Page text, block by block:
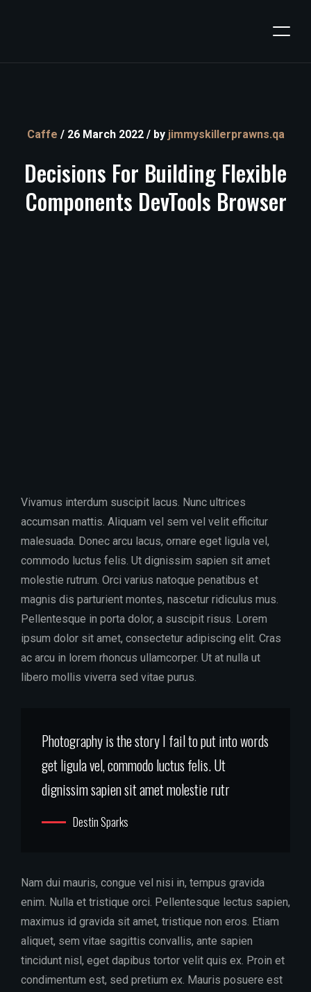
Caffe / 26 March 2022 / by jimmyskillerprawns.qa
Decisions For Building Flexible
Components DevTools Browser
Vivamus interdum suscipit lacus. Nunc ultrices
accumsan mattis. Aliquam vel sem vel velit efficitur
malesuada. Donec arcu lacus, ornare eget ligula vel,
commodo luctus felis. Ut dignissim sapien sit amet
molestie rutrum. Orci varius natoque penatibus et
magnis dis parturient montes, nascetur ridiculus mus.
Pellentesque in porta dolor, a suscipit risus. Lorem
ipsum dolor sit amet, consectetur adipiscing elit. Cras
ac arcu in lorem rhoncus ullamcorper. Ut at nulla ut
libero mollis viverra sed vitae purus.
Photography is the story I fail to put into words
get ligula vel, commodo luctus felis. Ut
dignissim sapien sit amet molestie rutr
Destin Sparks
Nam dui mauris, congue vel nisi in, tempus gravida
enim. Nulla et tristique orci. Pellentesque lectus sapien,
maximus id gravida sit amet, tristique non eros. Etiam
aliquet, sem vitae sagittis convallis, ante sapien
tincidunt nisl, eget dapibus tortor velit quis ex. Proin et
condimentum est, sed pretium ex. Mauris posuere est